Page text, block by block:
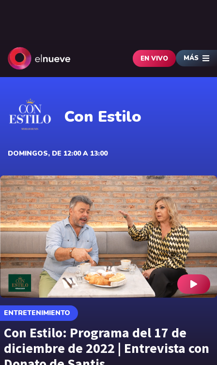
EN VIVO MÁS
Con Estilo
DOMINGOS, DE 12:00 A 13:00
ENTRETENIMIENTO
Con Estilo: Programa del 17 de
diciembre de 2022 | Entrevista con